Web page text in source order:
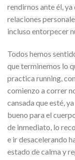
rendirnos ante él,
relaciones
incluso entorpecer
Todos hemos
que terminemos lo
practica running,
comienzo a correr
cansada que esté,
bueno para el
de inmediato, lo
e ir desacelerando
estado de calma y